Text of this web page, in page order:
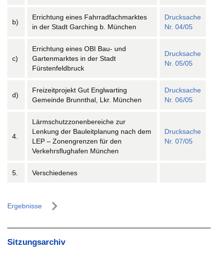
b)
Errichtung eines Fahrradfachmarktes
in der Stadt Garching b. München
Drucksache
Nr. 04/05
c)
Errichtung eines OBI Bau- und
Gartenmarktes in der Stadt
Fürstenfeldbruck
Drucksache
Nr. 05/05
d)
Freizeitprojekt Gut Englwarting
Gemeinde Brunnthal, Lkr. München
Drucksache
Nr. 06/05
4.
Lärmschutzzonenbereiche zur
Lenkung der Bauleitplanung nach dem
LEP – Zonengrenzen für den
Verkehrsflughafen München
Drucksache
Nr. 07/05
5. Verschiedenes
Ergebnisse
Sitzungsarchiv